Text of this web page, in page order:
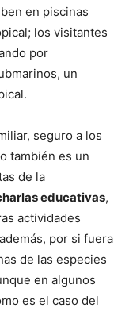
en piscinas
los visitantes
por
un
seguro a los
también es un
de la
educativas,
actividades
por si fuera
de las especies
en algunos
es el caso del